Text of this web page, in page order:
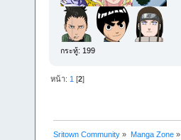
กระทู้: 199
หน้า: 1 [2]
Sritown Community » Manga Zone»